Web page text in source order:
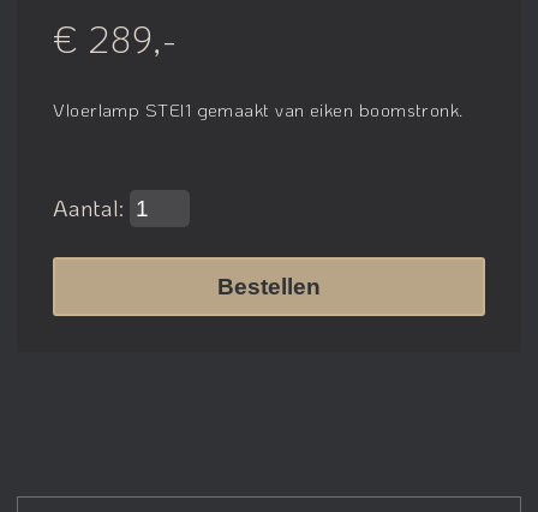
€ 289,-
Vloerlamp STEI1 gemaakt van eiken boomstronk.
Aantal:
Bestellen